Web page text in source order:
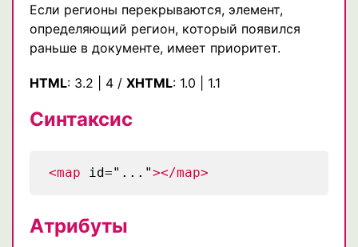
Если регионы перекрываются, элемент,
определяющий регион, который появился
раньше в документе, имеет приоритет.
HTML: 3.2 4 / XHTML: 1.0 1.1
Синтаксис
<map id="..."></map>
Атрибуты